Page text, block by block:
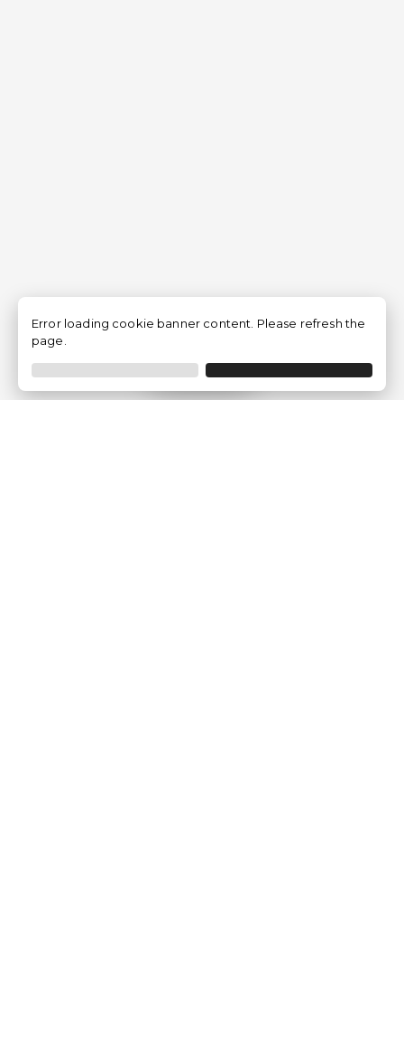
Filtrar
Error loading cookie banner content. Please refresh the
page.